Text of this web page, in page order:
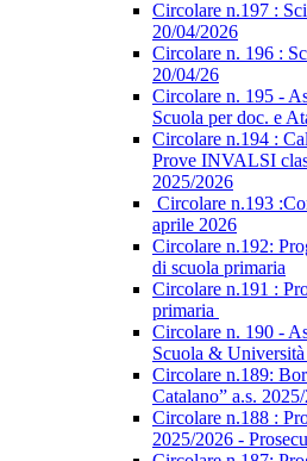
Circolare n.197 :
20/04/2026
Circolare n. 196 :
20/04/26
Circolare n. 195 -
Scuola per doc. e
Circolare n.194 :
Prove INVALSI
2025/2026
Circolare n.193
aprile 2026
Circolare n.192:
di scuola primaria
Circolare n.191 :
primaria
Circolare n. 190 -
Scuola &
Circolare n.189:
Catalano” a.s.
Circolare n.188 :
2025/2026 -